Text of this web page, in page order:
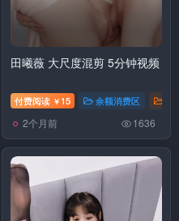
田曦薇 大尺度混剪 5分钟视频
付费阅读 ￥ 15 余额消费区
2个月前 1636